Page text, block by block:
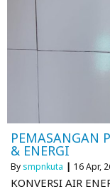
PEMASANGAN
& ENERGI
By smpnkuta | 16Apr,
KONVERSI AIR